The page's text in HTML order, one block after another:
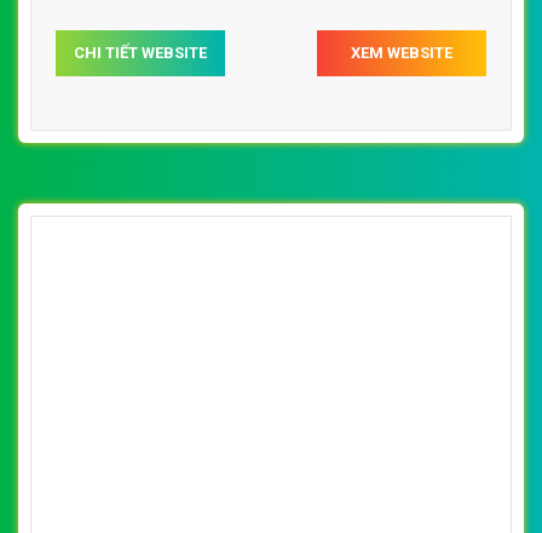
CHI TIẾT WEBSITE XEM WEBSITE